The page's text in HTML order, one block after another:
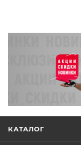
КАТАЛОГ